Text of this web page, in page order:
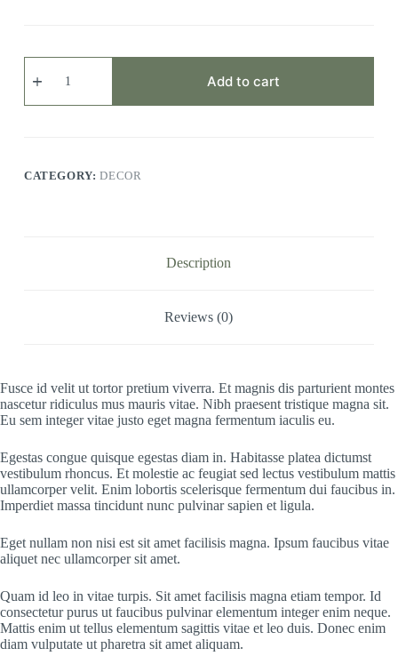
Scelerisque
Fermentum
Add to cart
CATEGORY:DECOR
Description
Reviews (0)
Fusce id velit ut tortor pretium viverra. Et magnis dis parturient montes
nascetur ridiculus mus mauris vitae. Nibh praesent tristique magna sit.
Eu sem integer vitae justo eget magna fermentum iaculis eu.
Egestas congue quisque egestas diam in. Habitasse platea dictumst
vestibulum rhoncus. Et molestie ac feugiat sed lectus vestibulum mattis
ullamcorper velit. Enim lobortis scelerisque fermentum dui faucibus in.
Imperdiet massa tincidunt nunc pulvinar sapien et ligula.
Eget nullam non nisi est sit amet facilisis magna. Ipsum faucibus vitae
aliquet nec ullamcorper sit amet.
Quam id leo in vitae turpis. Sit amet facilisis magna etiam tempor. Id
consectetur purus ut faucibus pulvinar elementum integer enim neque.
Mattis enim ut tellus elementum sagittis vitae et leo duis. Donec enim
diam vulputate ut pharetra sit amet aliquam.